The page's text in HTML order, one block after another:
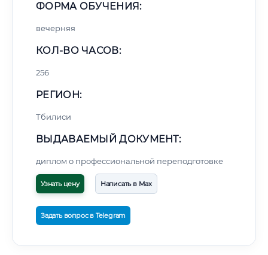
ФОРМА ОБУЧЕНИЯ:
вечерняя
КОЛ-ВО ЧАСОВ:
256
РЕГИОН:
Тбилиси
ВЫДАВАЕМЫЙ ДОКУМЕНТ:
диплом о профессиональной переподготовке
Узнать цену Написать в Max
Задать вопрос в Telegram